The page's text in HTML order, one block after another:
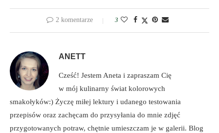
2 komentarze 3
ANETT
Cześć! Jestem Aneta i zapraszam Cię
w mój kulinarny świat kolorowych
smakołyków:) Życzę miłej lektury i udanego testowania
przepisów oraz zachęcam do przysyłania do mnie zdjęć
przygotowanych potraw, chętnie umieszczam je w galerii. Blog